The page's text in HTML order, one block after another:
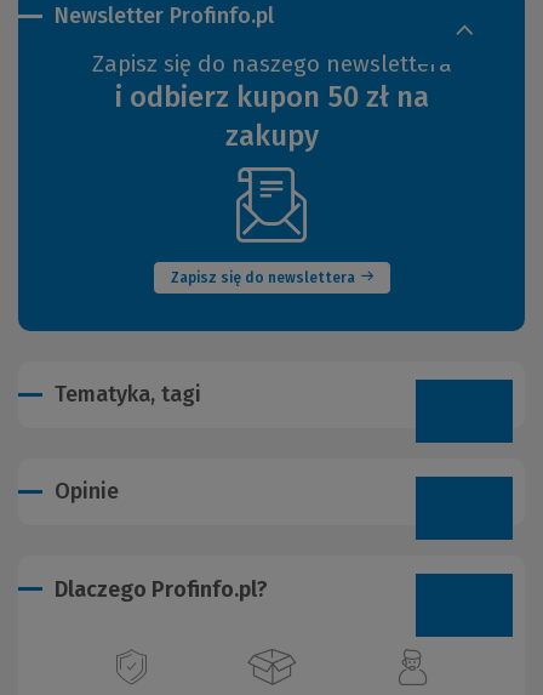
Newsletter Profinfo.pl
Zapisz się do naszego newslettera
i odbierz kupon 50 zł na
zakupy
Zapisz się do newslettera
(Nowe
okno)
Tematyka, tagi
Opinie
Dlaczego Profinfo.pl?